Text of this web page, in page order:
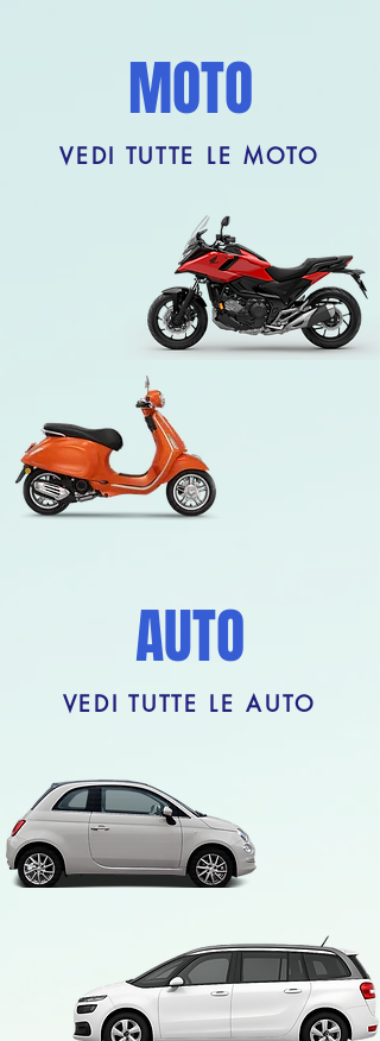
MOTO
VEDI TUTTE LE MOTO
AUTO
VEDI TUTTE LE AUTO